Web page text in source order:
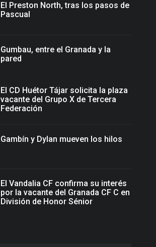
El Preston North, tras los pasos de
Pascual
Gumbau, entre el Granada y la
pared
El CD Huétor Tájar solicita la plaza
vacante del Grupo X de Tercera
Federación
Gambín y Dylan mueven los hilos
El Vandalia CF confirma su interés
por la vacante del Granada CF C en
División de Honor Sénior